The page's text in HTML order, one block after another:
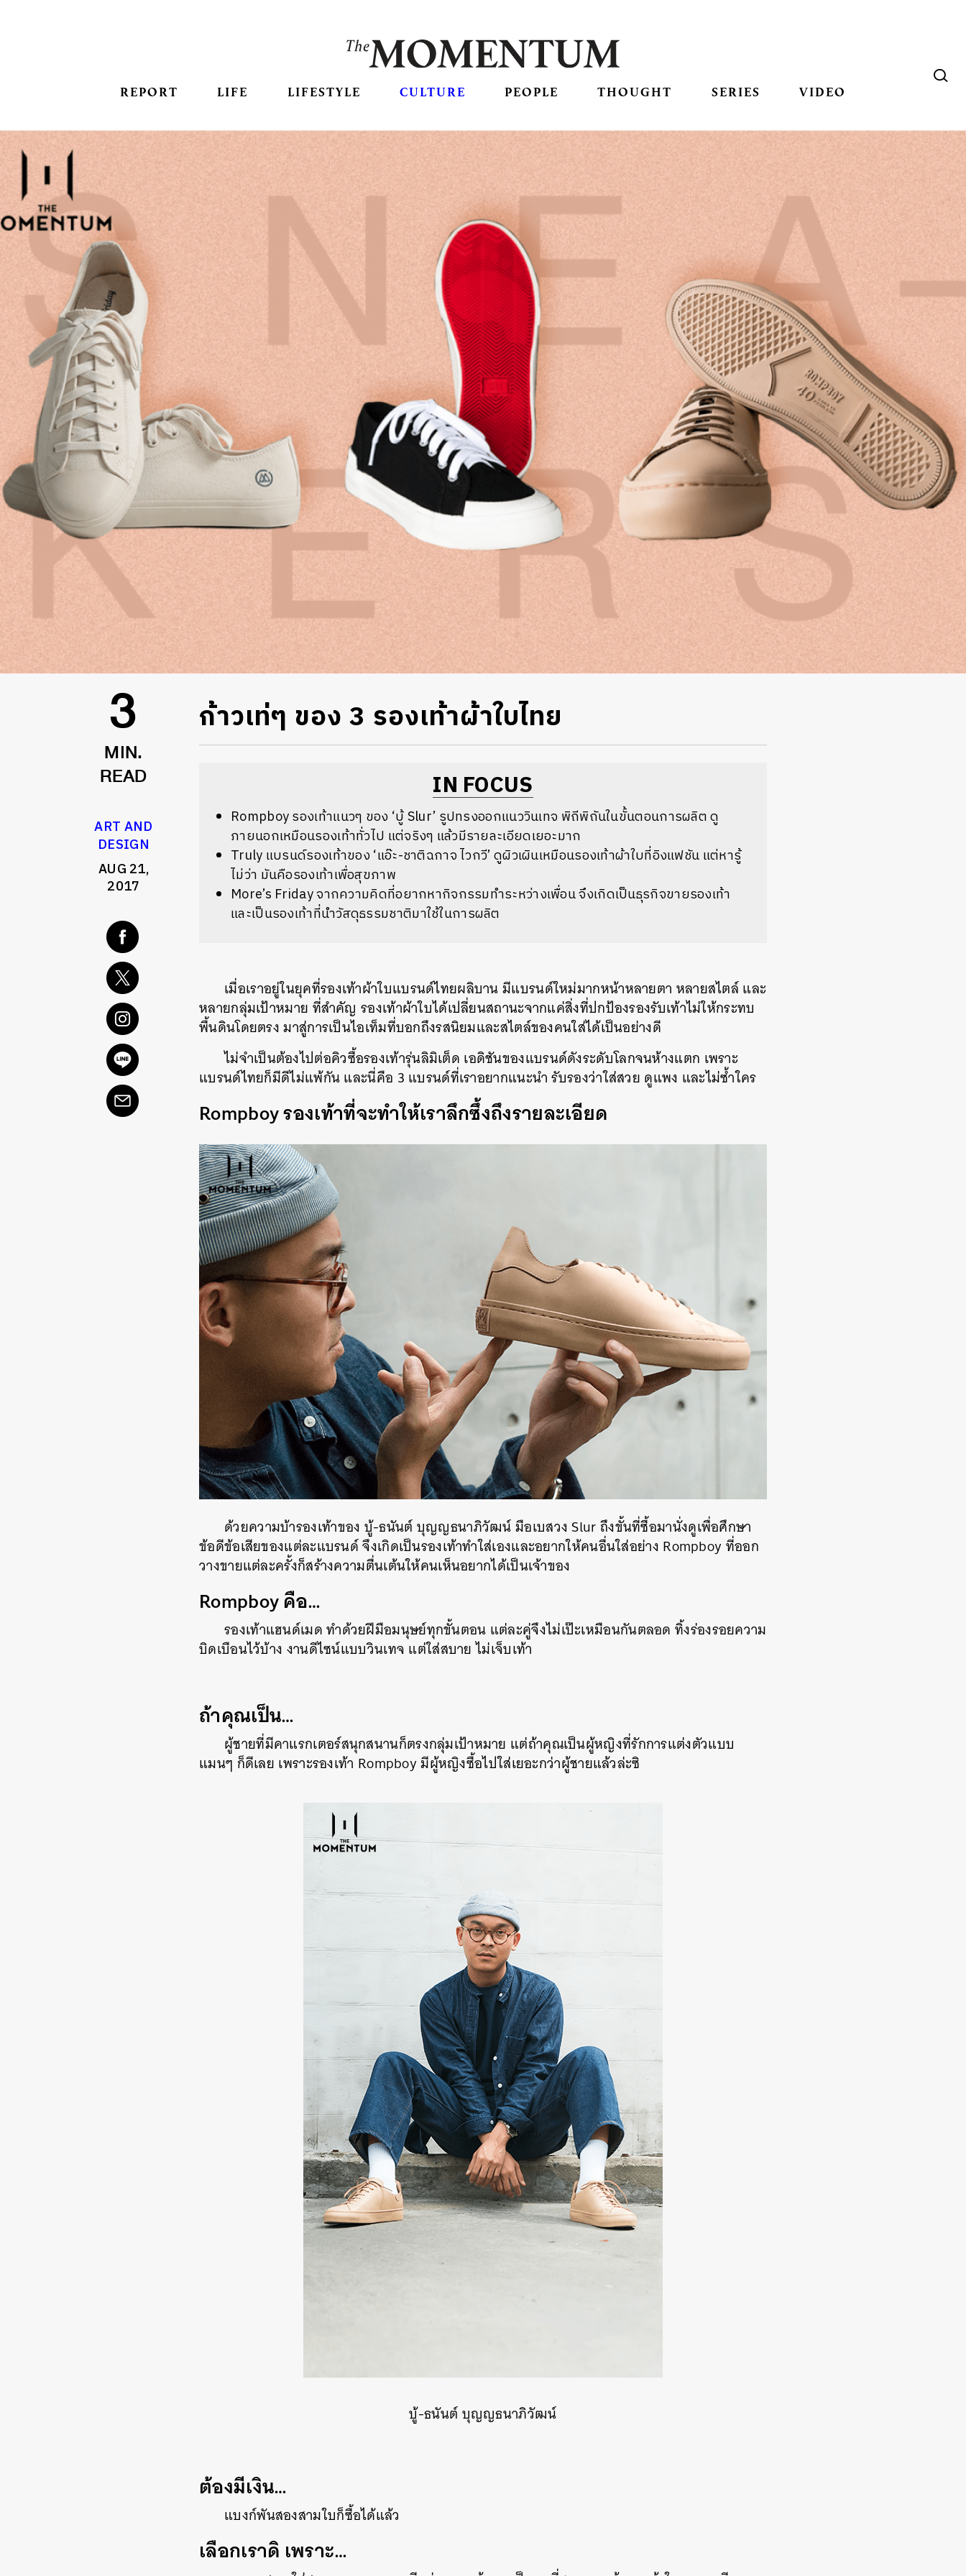
REPORT LIFE LIFESTYLE CULTURE PEOPLE THOUGHT SERIES VIDEO
3
MIN.
READ
ART AND
DESIGN
AUG 21,
2017
ก้าวเท่ๆ ของ 3 รองเท้าผ้าใบไทย
IN FOCUS
Rompboy รองเท้าแนวๆ ของ ‘บู้ Slur’ รูปทรงออกแนววินเทจ พิถีพิถันในขั้นตอนการผลิต ดู
ภายนอกเหมือนรองเท้าทั่วไป แต่จริงๆ แล้วมีรายละเอียดเยอะมาก
Truly แบรนด์รองเท้าของ ‘แอ๊ะ-ชาติฉกาจ ไวกวี’ ดูผิวเผินเหมือนรองเท้าผ้าใบที่อิงแฟชัน แต่หารู้
ไม่ว่า มันคือรองเท้าเพื่อสุขภาพ
More’s Friday จากความคิดที่อยากหากิจกรรมทำระหว่างเพื่อน จึงเกิดเป็นธุรกิจขายรองเท้า
และเป็นรองเท้าที่นำวัสดุธรรมชาติมาใช้ในการผลิต
เมื่อเราอยู่ในยุคที่รองเท้าผ้าใบแบรนด์ไทยผลิบาน มีแบรนด์ใหม่มากหน้าหลายตา หลายสไตล์ และ
หลายกลุ่มเป้าหมาย ที่สำคัญ รองเท้าผ้าใบได้เปลี่ยนสถานะจากแค่สิ่งที่ปกป้องรองรับเท้าไม่ให้กระทบ
พื้นดินโดยตรง มาสู่การเป็นไอเท็มที่บอกถึงรสนิยมและสไตล์ของคนใส่ได้เป็นอย่างดี
ไม่จำเป็นต้องไปต่อคิวซื้อรองเท้ารุ่นลิมิเต็ด เอดิชันของแบรนด์ดังระดับโลกจนห้างแตก เพราะ
แบรนด์ไทยก็มีดีไม่แพ้กัน และนี่คือ 3 แบรนด์ที่เราอยากแนะนำ รับรองว่าใส่สวย ดูแพง และไม่ซ้ำใคร
Rompboy รองเท้าที่จะทำให้เราลึกซึ้งถึงรายละเอียด
ด้วยความบ้ารองเท้าของ บู้-ธนันต์ บุญญธนาภิวัฒน์ มือเบสวง Slur ถึงขั้นที่ซื้อมานั่งดูเพื่อศึกษา
ข้อดีข้อเสียของแต่ละแบรนด์ จึงเกิดเป็นรองเท้าทำใส่เองและอยากให้คนอื่นใส่อย่าง Rompboy ที่ออก
วางขายแต่ละครั้งก็สร้างความตื่นเต้นให้คนเห็นอยากได้เป็นเจ้าของ
Rompboy คือ…
รองเท้าแฮนด์เมด ทำด้วยฝีมือมนุษย์ทุกขั้นตอน แต่ละคู่จึงไม่เป๊ะเหมือนกันตลอด ทิ้งร่องรอยความ
บิดเบือนไว้บ้าง งานดีไซน์แบบวินเทจ แต่ใส่สบาย ไม่เจ็บเท้า
ถ้าคุณเป็น…
ผู้ชายที่มีคาแรกเตอร์สนุกสนานก็ตรงกลุ่มเป้าหมาย แต่ถ้าคุณเป็นผู้หญิงที่รักการแต่งตัวแบบ
แมนๆ ก็ดีเลย เพราะรองเท้า Rompboy มีผู้หญิงซื้อไปใส่เยอะกว่าผู้ชายแล้วล่ะซิ
บู้-ธนันต์ บุญญธนาภิวัฒน์
ต้องมีเงิน…
แบงก์พันสองสามใบก็ซื้อได้แล้ว
เลือกเราดิ เพราะ…
ค้นหา
SHARE TWEET LINE EMAIL